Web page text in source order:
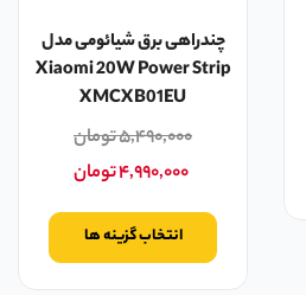
چندراهی برق شیائومی مدل
Xiaomi 20W Power Strip
XMCXB01EU
۵,۴۹۰,۰۰۰تومان
۴,۹۹۰,۰۰۰تومان
انتخاب گزینه ها